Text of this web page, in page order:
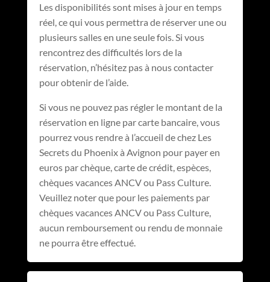
Les disponibilités sont mises à jour en temps
réel, ce qui vous permettra de réserver une ou
plusieurs salles en une seule fois. Si vous
rencontrez des difficultés lors de la
réservation, n’hésitez pas à nous contacter
pour obtenir de l’aide.
Si vous ne pouvez pas régler le montant de la
réservation en ligne par carte bancaire, vous
pourrez vous rendre à l’accueil de chez Les
Secrets du Phoenix à Avignon pour payer en
euros par chèque, carte de crédit, espèces,
chèques vacances ANCV ou Pass Culture.
Veuillez noter que pour les paiements par
chèques vacances ANCV ou Pass Culture,
aucun remboursement ou rendu de monnaie
ne pourra être effectué.